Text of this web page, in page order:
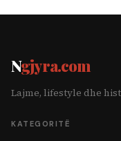
Ngjyra.com
Lajme, lifestyle dhe
KATEGORITË